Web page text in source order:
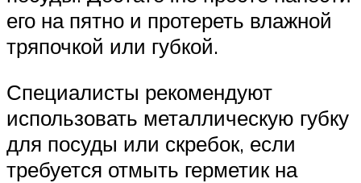
его на пятно и протереть влажной
тряпочкой или губкой.
Специалисты рекомендуют
использовать металлическую губку
для посуды или скребок, если
требуется отмыть герметик на